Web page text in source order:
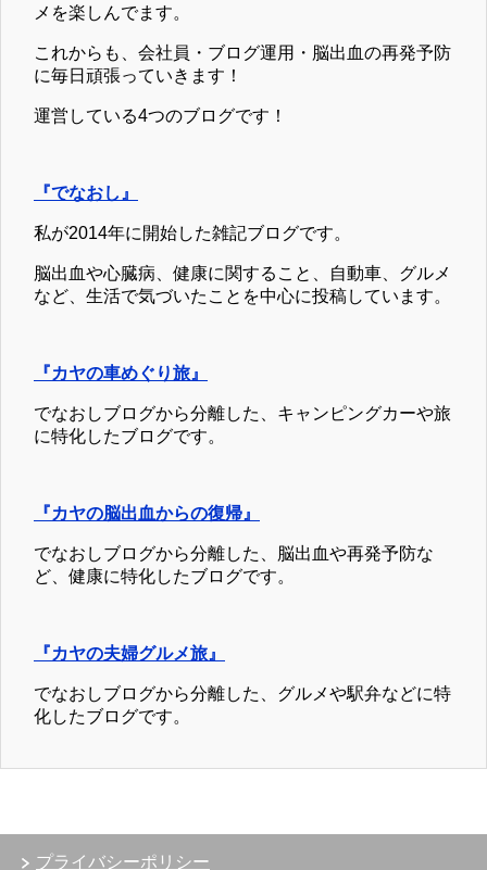
メを楽しんでます。
これからも、会社員・ブログ運用・脳出血の再発予防
に毎日頑張っていきます！
運営している4つのブログです！
『でなおし』
私が2014年に開始した雑記ブログです。
脳出血や心臓病、健康に関すること、自動車、グルメ
など、生活で気づいたことを中心に投稿しています。
『カヤの車めぐり旅』
でなおしブログから分離した、キャンピングカーや旅
に特化したブログです。
『カヤの脳出血からの復帰』
でなおしブログから分離した、脳出血や再発予防な
ど、健康に特化したブログです。
『カヤの夫婦グルメ旅』
でなおしブログから分離した、グルメや駅弁などに特
化したブログです。
プライバシーポリシー